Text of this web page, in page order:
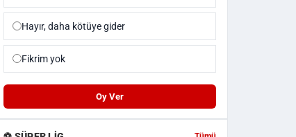
Hayır, daha kötüye gider
Fikrim yok
Oy Ver